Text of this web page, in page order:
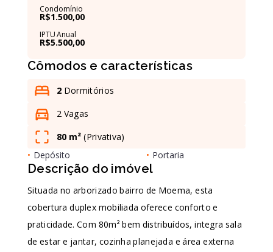
Condomínio
R$1.500,00
IPTU Anual
R$5.500,00
Cômodos e características
2 Dormitórios
2 Vagas
80 m² (Privativa)
• Depósito • Portaria
Descrição do imóvel
Situada no arborizado bairro de Moema, esta
cobertura duplex mobiliada oferece conforto e
praticidade. Com 80m² bem distribuídos, integra sala
de estar e jantar, cozinha planejada e área externa